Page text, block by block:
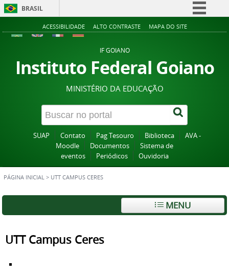
BRASIL
Simplifique!
Acesso à informação
Legislação
Canais
ACESSIBILIDADE ALTO CONTRASTE MAPA DO SITE
IF GOIANO
Instituto Federal Goiano
MINISTÉRIO DA EDUCAÇÃO
SUAP Contato Pag Tesouro Biblioteca
AVA -
Moodle
Documentos
Sistema de
eventos
Periódicos Ouvidoria
PÁGINA INICIAL > UTT CAMPUS CERES
MENU
UTT Campus Ceres